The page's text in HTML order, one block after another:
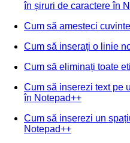
în șiruri de caractere în
Cum să amesteci
Cum să inserați o linie
Cum să eliminați toate
Cum să inserezi text pe
în Notepad++
Cum să inserezi un
Notepad++